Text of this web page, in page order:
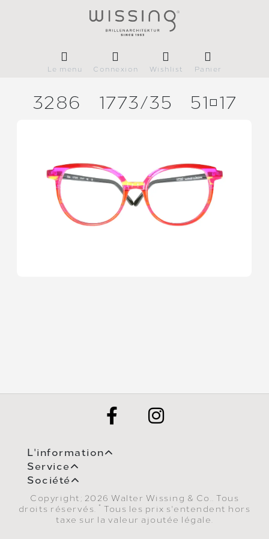
Le menu Connexion Wishlist Panier
3286 1773/35 5117
L'information
Service
Société
Copyright; 2026 Walter Wissing & Co.. Tous
droits réservés.
* Tous les prix s'entendent hors
taxe sur la valeur ajoutée légale.